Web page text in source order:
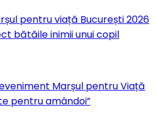
pentru viață București 2026
bătăile inimii unui copil
Marșul pentru Viață
pentru amândoi”